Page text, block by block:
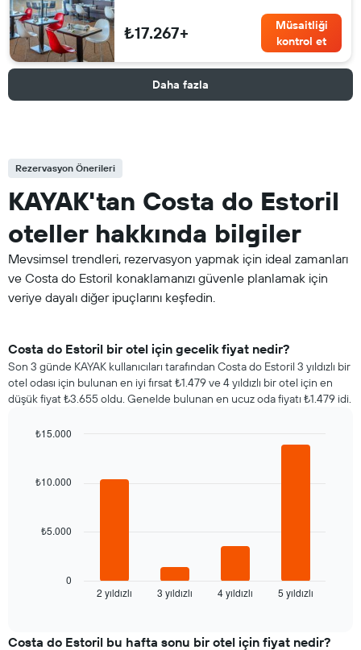
₺17.267+
Müsaitliği
kontrol et
Daha fazla
Rezervasyon Önerileri
KAYAK'tan Costa do Estoril
oteller hakkında bilgiler
Mevsimsel trendleri, rezervasyon yapmak için ideal zamanları
ve Costa do Estoril konaklamanızı güvenle planlamak için
veriye dayalı diğer ipuçlarını keşfedin.
Costa do Estoril bir otel için gecelik fiyat nedir?
Son 3 günde KAYAK kullanıcıları tarafından Costa do Estoril 3 yıldızlı bir
otel odası için bulunan en iyi fırsat ₺1.479 ve 4 yıldızlı bir otel için en
düşük fiyat ₺3.655 oldu. Genelde bulunan en ucuz oda fiyatı ₺1.479 idi.
with
Aşağıdaki
odanın
2 yıldızlı 3 yıldızlı 4 yıldızlı 5 yıldızlı
0
₺5.000
₺10.000
₺15.000
Costa do Estoril bu hafta sonu bir otel için fiyat nedir?